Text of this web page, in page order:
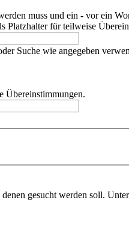
muss und ein - vor ein
Platzhalter für teilweise
Suche wie angegeben
Übereinstimmungen.
gesucht werden soll.